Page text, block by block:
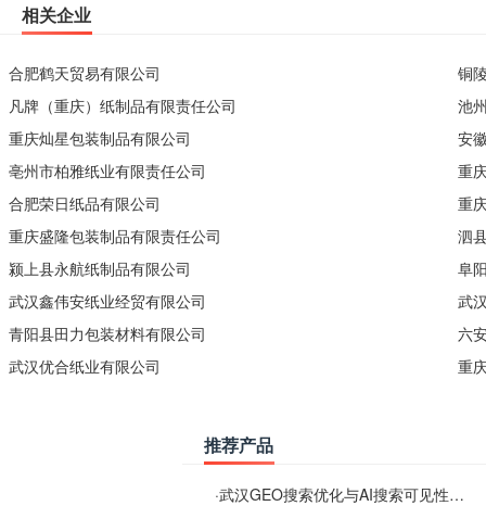
相关企业
合肥鹤天贸易有限公司
凡牌（重庆）纸制品有限责任公司
重庆灿星包装制品有限公司
亳州市柏雅纸业有限责任公司
合肥荣日纸品有限公司
重庆盛隆包装制品有限责任公司
颍上县永航纸制品有限公司
武汉鑫伟安纸业经贸有限公司
青阳县田力包装材料有限公司
武汉优合纸业有限公司
铜
池
安
重
重
泗
阜
武
六
重
推荐产品
·武汉GEO搜索优化与AI搜索可见性服务